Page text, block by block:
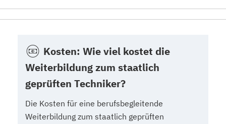
Kosten: Wie viel kostet die
Weiterbildung zum staatlich
geprüften Techniker?
Die Kosten für eine berufsbegleitende
Weiterbildung zum staatlich geprüften